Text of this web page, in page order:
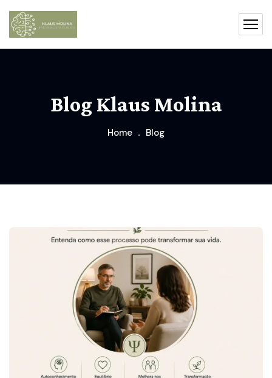
Blog Klaus Molina
Home Blog